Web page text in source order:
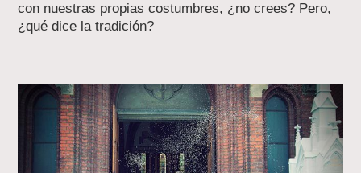
con nuestras propias costumbres, ¿no crees? Pero,
¿qué dice la tradición?